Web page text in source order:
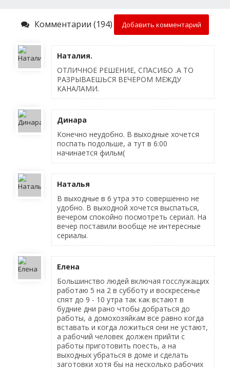
Комментарии (194) Добавить комментарий
Наталия.
ОТЛИЧНОЕ РЕШЕНИЕ, СПАСИБО .А ТО
РАЗРЫВАЕШЬСЯ ВЕЧЕРОМ МЕЖДУ
КАНАЛАМИ.
Динара
Конечно неудобно. В выходные хочется
поспать подольше, а тут в 6:00
начинается фильм(
Наталья
В выходные в 6 утра это совершенно не
удобно. В выходной хочется выспаться,
вечером спокойно посмотреть сериал. На
вечер поставили вообще не интересные
сериалы.
Елена
Большинство людей включая госслужащих
работаю 5 на 2 в субботу и воскресенье
спят до 9 - 10 утра так как встают в
будние дни рано чтобы добраться до
работы, а домохозяйкам все равно когда
вставать и когда ложиться они не устают,
а рабочий человек должен прийти с
работы приготовить поесть, а на
выходных убраться в доме и сделать
заготовки хотя бы на несколько рабочих